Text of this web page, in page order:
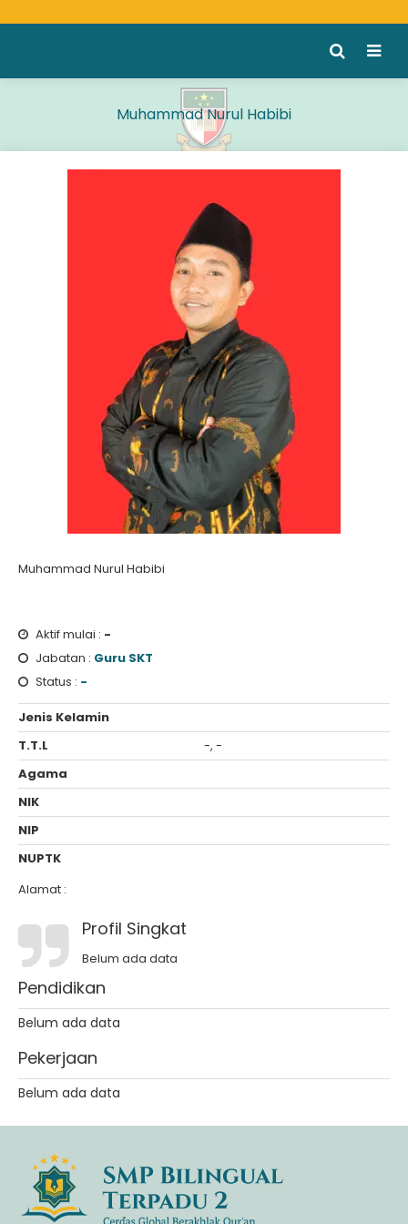
Muhammad Nurul Habibi
Muhammad Nurul Habibi
Aktif mulai : -
Jabatan : Guru SKT
Status : -
Jenis Kelamin
T.T.L
-, -
Agama
NIK
NIP
NUPTK
Alamat :
Profil Singkat
Belum ada data
Pendidikan
Belum ada data
Pekerjaan
Belum ada data